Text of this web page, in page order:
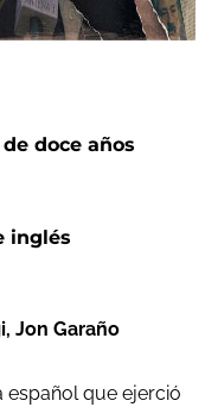
doce años
inglés
Jon Garaño
español que ejerció